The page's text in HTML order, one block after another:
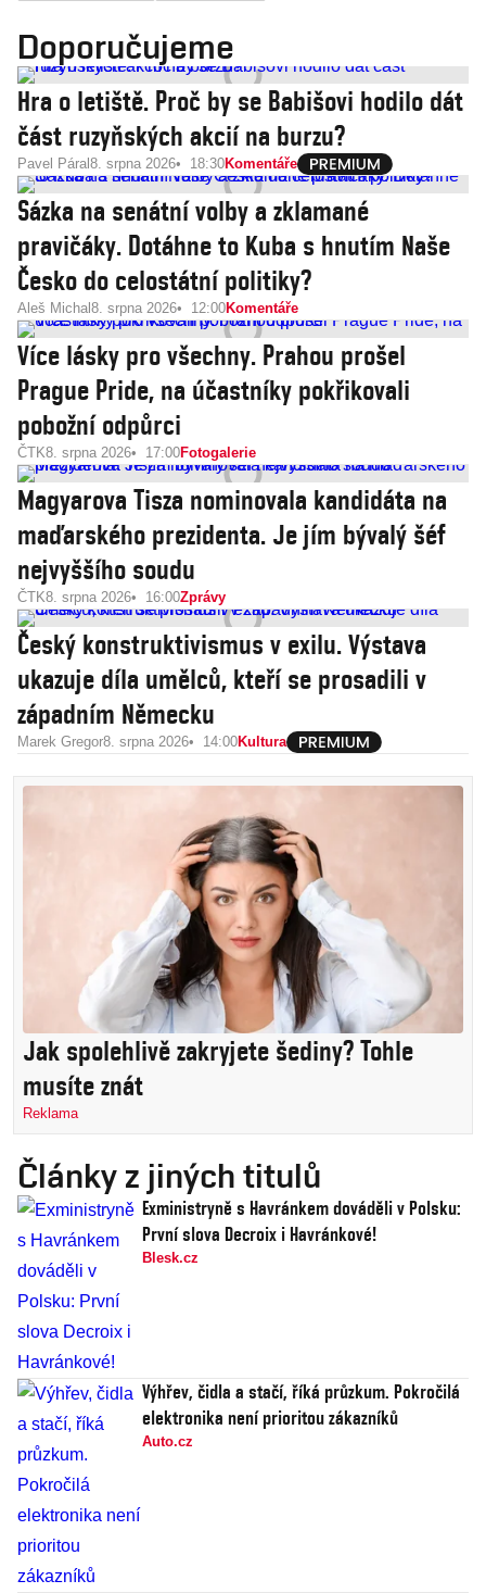
Doporučujeme
Hra o letiště. Proč by se Babišovi hodilo dát
část ruzyňských akcií na burzu?
Pavel Páral 8. srpna 2026 18:30Komentáře
Sázka na senátní volby a zklamané
pravičáky. Dotáhne to Kuba s hnutím Naše
Česko do celostátní politiky?
Aleš Michal 8. srpna 2026 12:00Komentáře
Více lásky pro všechny. Prahou prošel
Prague Pride, na účastníky pokřikovali
pobožní odpůrci
ČTK8. srpna 2026 17:00Fotogalerie
Magyarova Tisza nominovala kandidáta na
maďarského prezidenta. Je jím bývalý šéf
nejvyššího soudu
ČTK8. srpna 2026 16:00Zprávy
Český konstruktivismus v exilu. Výstava
ukazuje díla umělců, kteří se prosadili v
západním Německu
Marek Gregor8. srpna 2026 14:00Kultura
Jak spolehlivě zakryjete šediny? Tohle
musíte znát
Reklama
Články z jiných titulů
Exministryně s Havránkem dováděli v Polsku:
První slova Decroix i Havránkové!
Blesk.cz
Výhřev, čidla a stačí, říká průzkum. Pokročilá
elektronika není prioritou zákazníků
Auto.cz